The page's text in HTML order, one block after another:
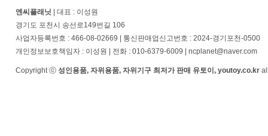
엔씨플래닛 | 대표 : 이성원
경기도 포천시 송선로149번길 106
사업자등록번호 : 466-08-02669 | 통신판매업신고번호 : 2024-경기포천-0500
개인정보보호책임자 : 이성원 | 전화 : 010-6379-6009 | ncplanet@naver.com
Copyright ⓒ 성인용품, 자위용품, 자위기구 최저가 판매 유토이, youtoy.co.kr